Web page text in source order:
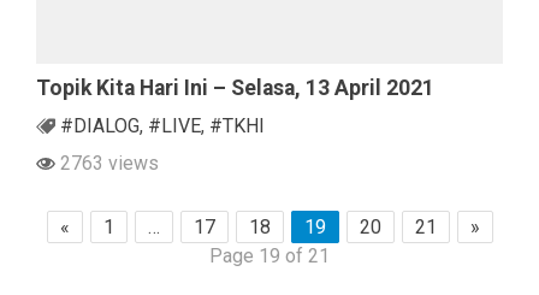
Topik Kita Hari Ini – Selasa, 13 April 2021
#DIALOG, #LIVE, #TKHI
2763 views
« 1 … 17 18 19 20 21
»
Page 19 of 21